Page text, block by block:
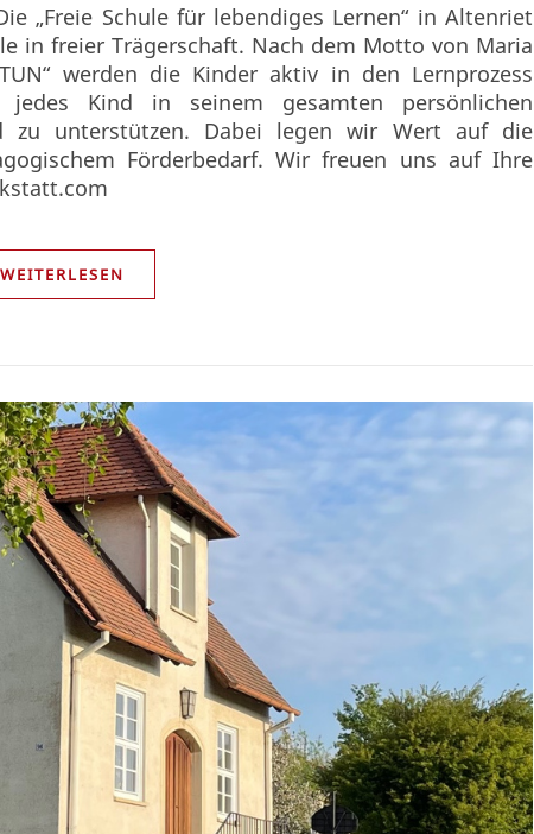
„Freie Schule für lebendiges Lernen“ in Altenriet
in freier Trägerschaft. Nach dem Motto von Maria
werden die Kinder aktiv in den Lernprozess
Kind in seinem gesamten persönlichen
zu unterstützen. Dabei legen wir Wert auf die
Förderbedarf. Wir freuen uns auf Ihre
WEITERLESEN